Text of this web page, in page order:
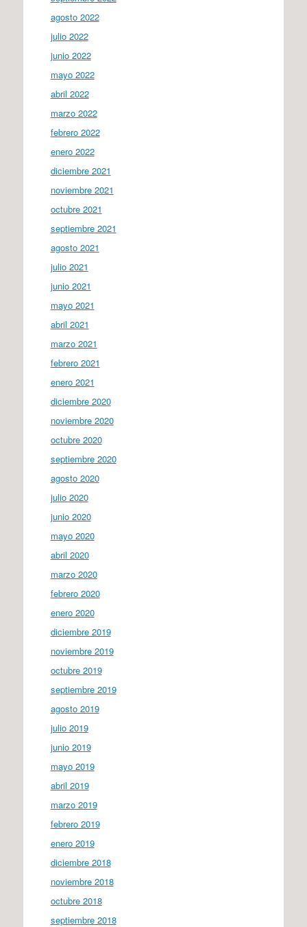
agosto 2022
julio 2022
junio 2022
mayo 2022
abril 2022
marzo 2022
febrero 2022
enero 2022
diciembre 2021
noviembre 2021
octubre 2021
septiembre 2021
agosto 2021
julio 2021
junio 2021
mayo 2021
abril 2021
marzo 2021
febrero 2021
enero 2021
diciembre 2020
noviembre 2020
octubre 2020
septiembre 2020
agosto 2020
julio 2020
junio 2020
mayo 2020
abril 2020
marzo 2020
febrero 2020
enero 2020
diciembre 2019
noviembre 2019
octubre 2019
septiembre 2019
agosto 2019
julio 2019
junio 2019
mayo 2019
abril 2019
marzo 2019
febrero 2019
enero 2019
diciembre 2018
noviembre 2018
octubre 2018
septiembre 2018